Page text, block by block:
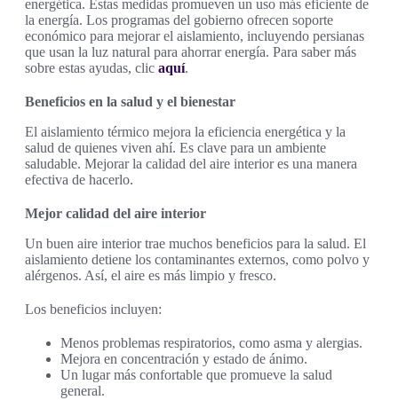
energética. Estas medidas promueven un uso más eficiente de
la energía. Los programas del gobierno ofrecen soporte
económico para mejorar el aislamiento, incluyendo persianas
que usan la luz natural para ahorrar energía. Para saber más
sobre estas ayudas, clic aquí.
Beneficios en la salud y el bienestar
El aislamiento térmico mejora la eficiencia energética y la
salud de quienes viven ahí. Es clave para un ambiente
saludable. Mejorar la calidad del aire interior es una manera
efectiva de hacerlo.
Mejor calidad del aire interior
Un buen aire interior trae muchos beneficios para la salud. El
aislamiento detiene los contaminantes externos, como polvo y
alérgenos. Así, el aire es más limpio y fresco.
Los beneficios incluyen:
Menos problemas respiratorios, como asma y alergias.
Mejora en concentración y estado de ánimo.
Un lugar más confortable que promueve la salud
general.